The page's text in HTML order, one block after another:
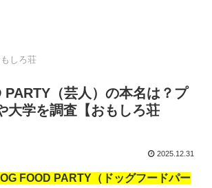
しろ荘
PARTY（芸人）の本名は？プ
大学を調査【おもしろ荘
2025.12.31
FOOD PARTY（ドッグフードパー